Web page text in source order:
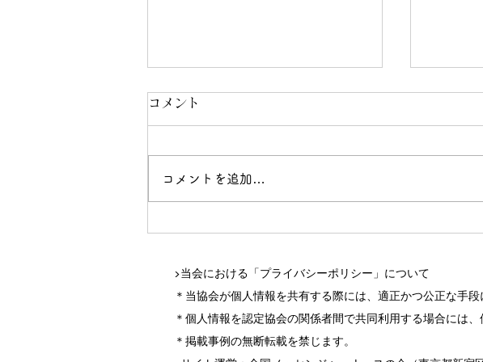
「オン・ナーシング」第20号
オン・
コメント
コメントを追加…
▶当会における「プライバシーポリシー」について
＊当協会が個人情報を共有する際には、適正かつ公正な手
＊個人情報を認定協会の関係者間で共同利用する場合には
＊掲載事例の無断転載を禁じます。